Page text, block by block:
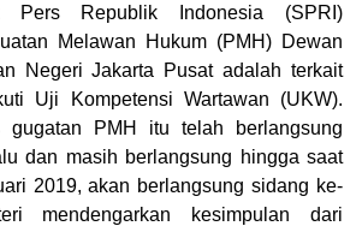
Pers Republik Indonesia (SPRI)
Melawan Hukum (PMH) Dewan
Negeri Jakarta Pusat adalah terkait
Uji Kompetensi Wartawan (UKW).
gugatan PMH itu telah berlangsung
dan masih berlangsung hingga saat
2019, akan berlangsung sidang ke-
mendengarkan kesimpulan dari